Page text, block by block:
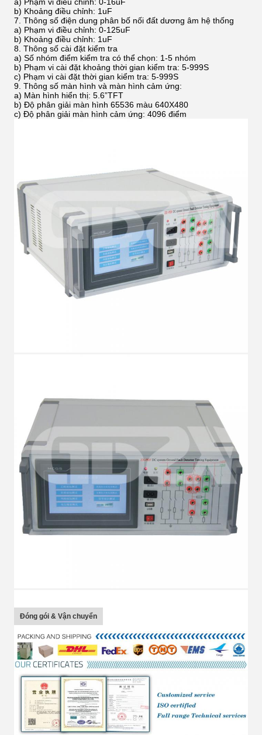
b) Khoảng điều chỉnh: 1uF
7. Thông số điện dung phân bố nối đất dương âm hệ thống
a) Phạm vi điều chỉnh: 0-125uF
b) Khoảng điều chỉnh: 1uF
8. Thông số cài đặt kiểm tra
a) Số nhóm điểm kiểm tra có thể chọn: 1-5 nhóm
b) Phạm vi cài đặt khoảng thời gian kiểm tra: 5-999S
c) Phạm vi cài đặt thời gian kiểm tra: 5-999S
9. Thông số màn hình và màn hình cảm ứng:
a) Màn hình hiển thị: 5.6”TFT
b) Độ phân giải màn hình 65536 màu 640X480
c) Độ phân giải màn hình cảm ứng: 4096 điểm
Đóng gói & Vận chuyển